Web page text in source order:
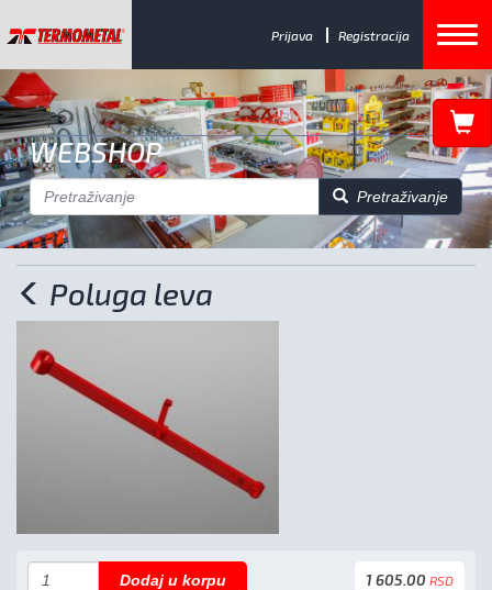
Prijava Registracija
WEBSHOP
Pretraživanje
Poluga leva
1 605.00 RSD
Dodaj u korpu